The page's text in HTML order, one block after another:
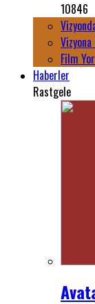
10846
Film
Haberler
Rastgele